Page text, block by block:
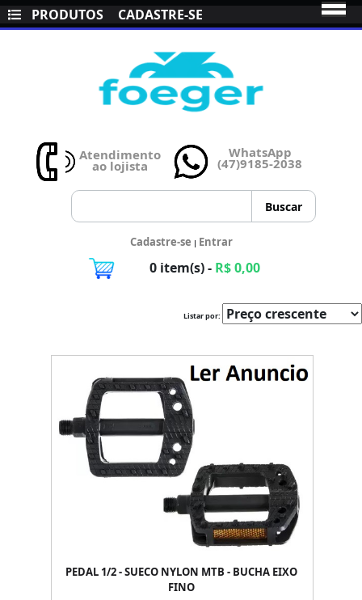
PRODUTOS CADASTRE-SE
Atendimento
ao lojista
WhatsApp
(47)9185-2038
Cadastre-se | Entrar
0 item(s) - R$ 0,00
Listar por:
PEDAL 1/2 - SUECO NYLON MTB - BUCHA EIXO
FINO